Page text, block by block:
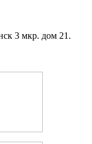
3 мкр. дом 21.